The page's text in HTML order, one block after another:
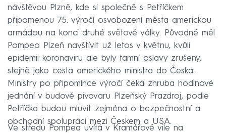
návštěvou Plzně, kde si společně s Petříčkem
připomenou 75. výročí osvobození města americkou
armádou na konci druhé světové války. Původně měl
Pompeo Plzeň navštívit už letos v květnu, kvůli
epidemii koronaviru ale byly tamní oslavy zrušeny,
stejně jako cesta amerického ministra do Česka.
Ministry po připomínce výročí čeká zhruba hodinové
jednání v budově pivovaru Plzeňský Prazdroj, podle
Petříčka budou mluvit zejména o bezpečnostní a
obchodní spolupráci mezi Českem a USA.
Ve středu Pompea uvítá v Kramářově vile na